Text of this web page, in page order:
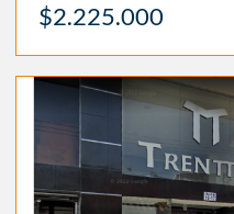
$2.225.000